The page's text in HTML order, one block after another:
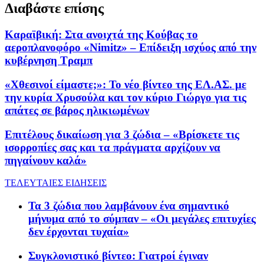
Διαβάστε επίσης
Καραϊβική: Στα ανοιχτά της Κούβας το
αεροπλανοφόρο «Nimitz» – Επίδειξη ισχύος από την
κυβέρνηση Τραμπ
«Χθεσινοί είμαστε;»: Το νέο βίντεο της ΕΛ.ΑΣ. με
την κυρία Χρυσούλα και τον κύριο Γιώργο για τις
απάτες σε βάρος ηλικιωμένων
Επιτέλους δικαίωση για 3 ζώδια – «Βρίσκετε τις
ισορροπίες σας και τα πράγματα αρχίζουν να
πηγαίνουν καλά»
ΤΕΛΕΥΤΑΙΕΣ ΕΙΔΗΣΕΙΣ
Τα 3 ζώδια που λαμβάνουν ένα σημαντικό
μήνυμα από το σύμπαν – «Οι μεγάλες επιτυχίες
δεν έρχονται τυχαία»
Συγκλονιστικό βίντεο: Γιατροί έγιναν